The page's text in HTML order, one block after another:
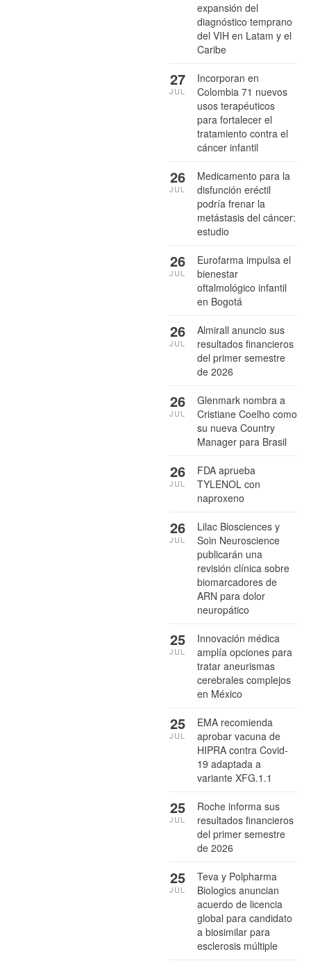
expansión del
diagnóstico temprano
del VIH en Latam y el
Caribe
Incorporan en
Colombia 71 nuevos
usos terapéuticos
para fortalecer el
tratamiento contra el
cáncer infantil
27
JUL
Medicamento para la
disfunción eréctil
podría frenar la
metástasis del cáncer:
estudio
26
JUL
Eurofarma impulsa el
bienestar
oftalmológico infantil
en Bogotá
26
JUL
Almirall anuncio sus
resultados financieros
del primer semestre
de 2026
26
JUL
Glenmark nombra a
Cristiane Coelho como
su nueva Country
Manager para Brasil
26
JUL
FDA aprueba
TYLENOL con
naproxeno
26
JUL
Lilac Biosciences y
Soin Neuroscience
publicarán una
revisión clínica sobre
biomarcadores de
ARN para dolor
neuropático
26
JUL
Innovación médica
amplía opciones para
tratar aneurismas
cerebrales complejos
en México
25
JUL
EMA recomienda
aprobar vacuna de
HIPRA contra Covid-
19 adaptada a
variante XFG.1.1
25
JUL
Roche informa sus
resultados financieros
del primer semestre
de 2026
25
JUL
Teva y Polpharma
Biologics anuncian
acuerdo de licencia
global para candidato
a biosimilar para
esclerosis múltiple
25
JUL